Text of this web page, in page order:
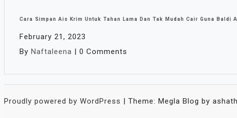
Cara Simpan Ais Krim Untuk Tahan Lama Dan Tak Mudah Cair Guna Baldi
February 21, 2023
By Naftaleena 0 Comments
Proudly powered by WordPress Theme: Megla Blog by